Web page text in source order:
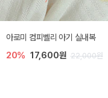
아로미 컴피벨리 아기 실내복
20% 17,600원 22,000원